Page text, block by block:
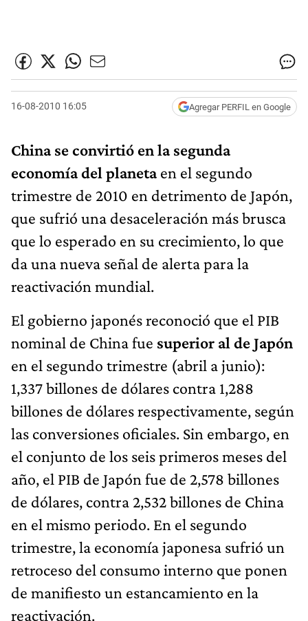
16-08-2010 16:05 Agregar PERFIL en Google
China se convirtió en la segunda
economía del planetaen el segundo
trimestre de 2010 en detrimento de Japón,
que sufrió una desaceleración más brusca
que lo esperado en su crecimiento, lo que
da una nueva señal de alerta para la
reactivación mundial.
El gobierno japonés reconoció que el PIB
nominal de China fue superior al de Japón
en el segundo trimestre (abril a junio):
1,337 billones de dólares contra 1,288
billones de dólares respectivamente, según
las conversiones oficiales. Sin embargo, en
el conjunto de los seis primeros meses del
año, el PIB de Japón fue de 2,578 billones
de dólares, contra 2,532 billones de China
en el mismo periodo. En el segundo
trimestre, la economía japonesa sufrió un
retroceso del consumo interno que ponen
de manifiesto un estancamiento en la
reactivación.